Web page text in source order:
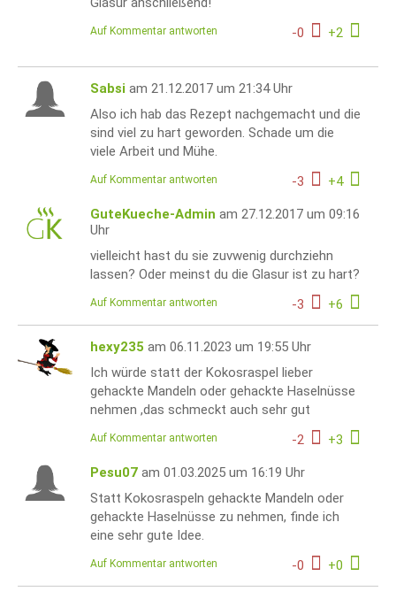
-0 +2
Auf Kommentar antworten
Sabsi am 21.12.2017 um 21:34 Uhr
Also ich hab das Rezept nachgemacht und die
sind viel zu hart geworden. Schade um die
viele Arbeit und Mühe.
-3 +4
Auf Kommentar antworten
GuteKueche-Admin am 27.12.2017 um 09:16
Uhr
vielleicht hast du sie zuvwenig durchziehn
lassen? Oder meinst du die Glasur ist zu hart?
-3 +6
Auf Kommentar antworten
hexy235 am 06.11.2023 um 19:55 Uhr
Ich würde statt der Kokosraspel lieber
gehackte Mandeln oder gehackte Haselnüsse
nehmen ,das schmeckt auch sehr gut
-2 +3
Auf Kommentar antworten
Pesu07 am 01.03.2025 um 16:19 Uhr
Statt Kokosraspeln gehackte Mandeln oder
gehackte Haselnüsse zu nehmen, finde ich
eine sehr gute Idee.
-0 +0
Auf Kommentar antworten